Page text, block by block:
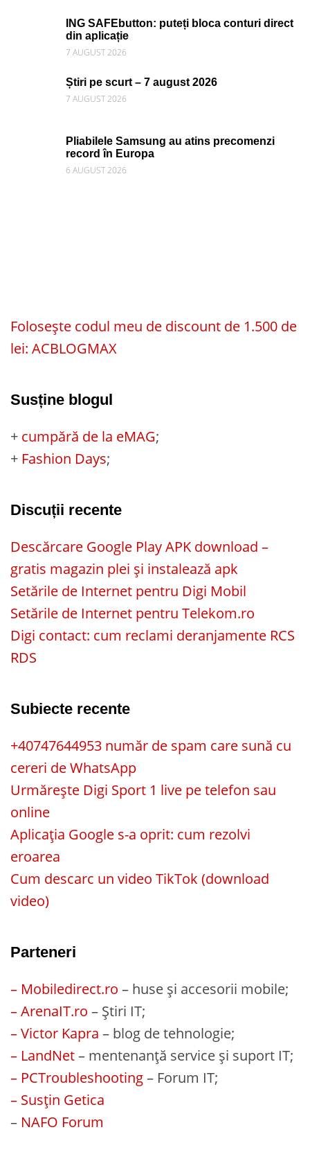
ING SAFEbutton: puteți bloca conturi direct
din aplicație
7 AUGUST 2026
Știri pe scurt – 7 august 2026
7 AUGUST 2026
Pliabilele Samsung au atins precomenzi
record în Europa
6 AUGUST 2026
Folosește codul meu de discount de 1.500 de
lei: ACBLOGMAX
Susține blogul
+ cumpără de la eMAG;
+ Fashion Days;
Discuții recente
Descărcare Google Play APK download –
gratis magazin plei și instalează apk
Setările de Internet pentru Digi Mobil
Setările de Internet pentru Telekom.ro
Digi contact: cum reclami deranjamente RCS
RDS
Subiecte recente
+40747644953 număr de spam care sună cu
cereri de WhatsApp
Urmărește Digi Sport 1 live pe telefon sau
online
Aplicația Google s-a oprit: cum rezolvi
eroarea
Cum descarc un video TikTok (download
video)
Parteneri
– Mobiledirect.ro – huse și accesorii mobile;
– ArenaIT.ro – Știri IT;
– Victor Kapra – blog de tehnologie;
– LandNet– mentenanță service și suport IT;
– PCTroubleshooting– Forum IT;
– Susțin Getica
– NAFO Forum